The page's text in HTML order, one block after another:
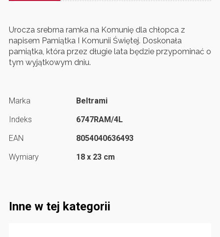
Urocza srebrna ramka na Komunię dla chłopca z
napisem Pamiątka I Komunii Świętej. Doskonała
pamiątka, która przez długie lata będzie przypominać o
tym wyjątkowym dniu.
Marka
Beltrami
Indeks
6747RAM/4L
EAN
8054040636493
Wymiary
18 x 23 cm
Inne w tej kategorii